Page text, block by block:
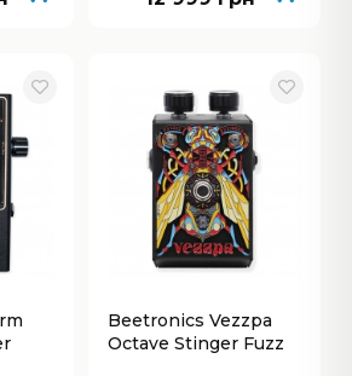
Beetronics Vezzpa
Octave Stinger Fuzz